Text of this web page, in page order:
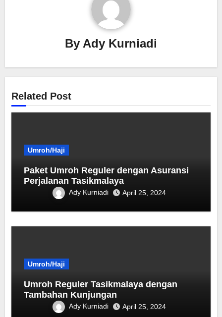
By Ady Kurniadi
Related Post
Umroh/Haji
Paket Umroh Reguler dengan Asuransi
Perjalanan Tasikmalaya
Ady Kurniadi April 25, 2024
Umroh/Haji
Umroh Reguler Tasikmalaya dengan
Tambahan Kunjungan
Ady Kurniadi April 25, 2024